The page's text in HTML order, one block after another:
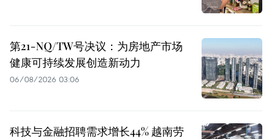
第21-NQ/TW号决议：为房地产市场
健康可持续发展创造新动力
06/08/2026 03:06
科技与金融招聘需求增长44% 越南劳